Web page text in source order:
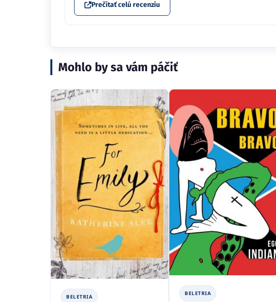
Prečítať celú recenziu
Mohlo by sa vám páčiť
BELETRIA
BELETRIA